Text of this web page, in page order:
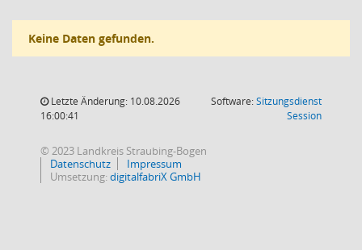
Keine Daten gefunden.
Letzte Änderung: 10.08.2026
16:00:41
Software:Sitzungsdienst
Session(Wird in
© 2023 Landkreis Straubing-Bogen
Datenschutz
Impressum
Umsetzung:digitalfabriX GmbH